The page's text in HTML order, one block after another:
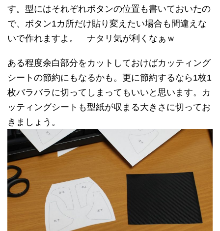
す。型にはそれぞれボタンの位置も書いておいたの
で、ボタン1カ所だけ貼り変えたい場合も間違えな
いで作れますよ。 ナタリ気が利くなぁｗ
ある程度余白部分をカットしておけばカッティング
シートの節約にもなるかも。更に節約するなら1枚1
枚バラバラに切ってしまってもいいと思います。カ
ッティングシートも型紙が収まる大きさに切ってお
きましょう。